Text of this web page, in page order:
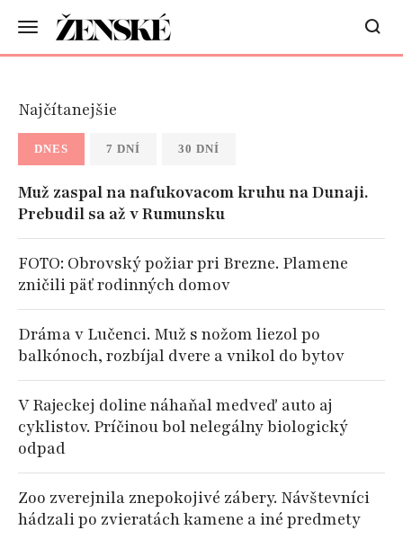
Najčítanejšie
DNES 7 DNÍ 30 DNÍ
Muž zaspal na nafukovacom kruhu na Dunaji.
Prebudil sa až v Rumunsku
FOTO: Obrovský požiar pri Brezne. Plamene
zničili päť rodinných domov
Dráma v Lučenci. Muž s nožom liezol po
balkónoch, rozbíjal dvere a vnikol do bytov
V Rajeckej doline náhaňal medveď auto aj
cyklistov. Príčinou bol nelegálny biologický
odpad
Zoo zverejnila znepokojivé zábery. Návštevníci
hádzali po zvieratách kamene a iné predmety